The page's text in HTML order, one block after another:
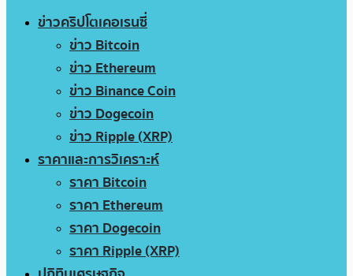
ข่าวคริปโตเคอเรนซี่
ข่าว Bitcoin
ข่าว Ethereum
ข่าว Binance Coin
ข่าว Dogecoin
ข่าว Ripple (XRP)
ราคาและการวิเคราะห์
ราคา Bitcoin
ราคา Ethereum
ราคา Dogecoin
ราคา Ripple (XRP)